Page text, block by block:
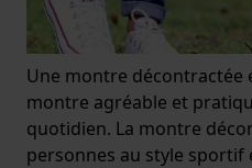
Une montre
montre agréable et
quotidien. La montre
personnes au style sportif